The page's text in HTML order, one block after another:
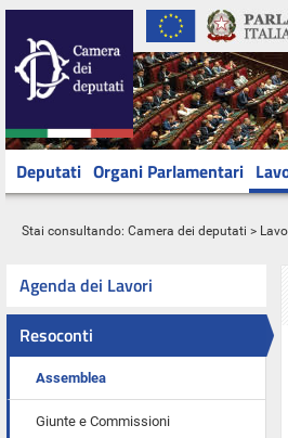
Deputati Organi Parlamentari
Stai consultando: Camera dei deputati >
Agenda dei Lavori
Resoconti
Assemblea
Giunte e Commissioni